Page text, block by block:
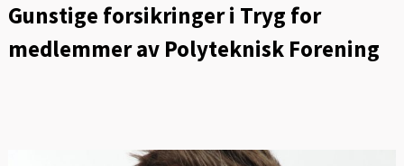
Gunstige forsikringer i Tryg for
medlemmer av Polyteknisk Forening